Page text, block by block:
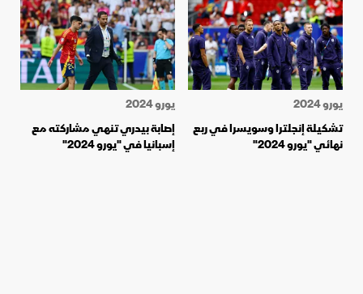
يورو 2024
تشكيلة إنجلترا وسويسرا في ربع
نهائي "يورو 2024"
يورو 2024
إصابة بيدري تنهي مشاركته مع
إسبانيا في "يورو 2024"